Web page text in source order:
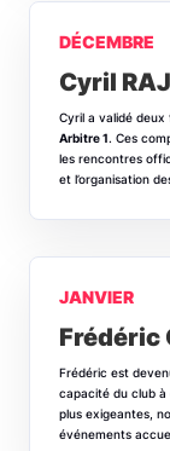
DÉCEMBRE
Cyril
Cyril a validé
Arbitre 1. Ces
les rencontres
et l’organisation
JANVIER
Frédéric
Frédéric est
capacité du club
plus exigeantes,
événements